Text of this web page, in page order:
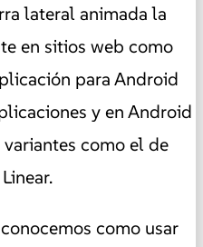
lateral animada la
en sitios web como
para Android
y en Android
como el de
como usar